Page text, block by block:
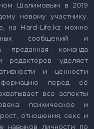
Шалимовым в 2019
новому участнику.
на Hard-Life.kz можно
сообщений и
преданная команда
редакторов уделяет
и ценности
перед её
все аспекты
психическое и
отношения, секс и
навыков личности по